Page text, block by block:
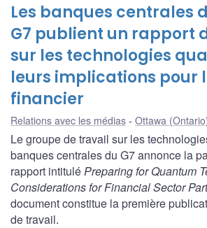
Les banques centrales
G7 publient un rapport
sur les technologies
leurs implications pour
financier
Relations avec les médias Ottawa
Le groupe de travail sur les
banques centrales du G7 annonce la
rapport intituléPreparing for Quantum
Considerations for Financial Sector
document constitue la première
de travail.